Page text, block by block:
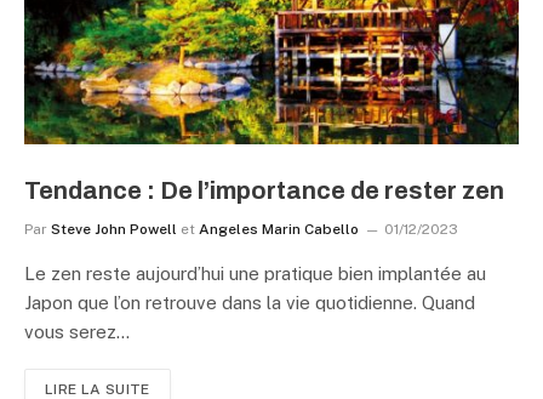
Tendance : De l’importance de rester zen
Par Steve John Powell et Angeles Marin Cabello 01/12/2023
Le zen reste aujourd’hui une pratique bien implantée au
Japon que l’on retrouve dans la vie quotidienne. Quand
vous serez…
LIRE LA SUITE